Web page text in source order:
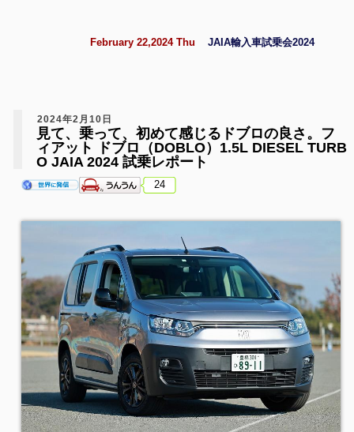
February 22,2024 Thu JAIA輸入車試乗会2024
2024年2月10日
見て、乗って、初めて感じるドブロの良さ。フ
ィアット ドブロ（DOBLO）1.5L DIESEL TURB
O JAIA 2024 試乗レポート
24